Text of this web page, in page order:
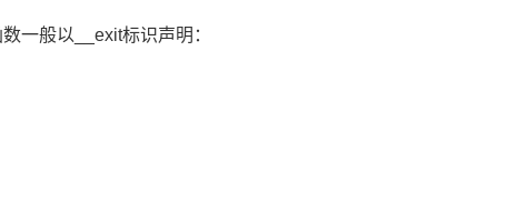
一般以__exit标识声明：